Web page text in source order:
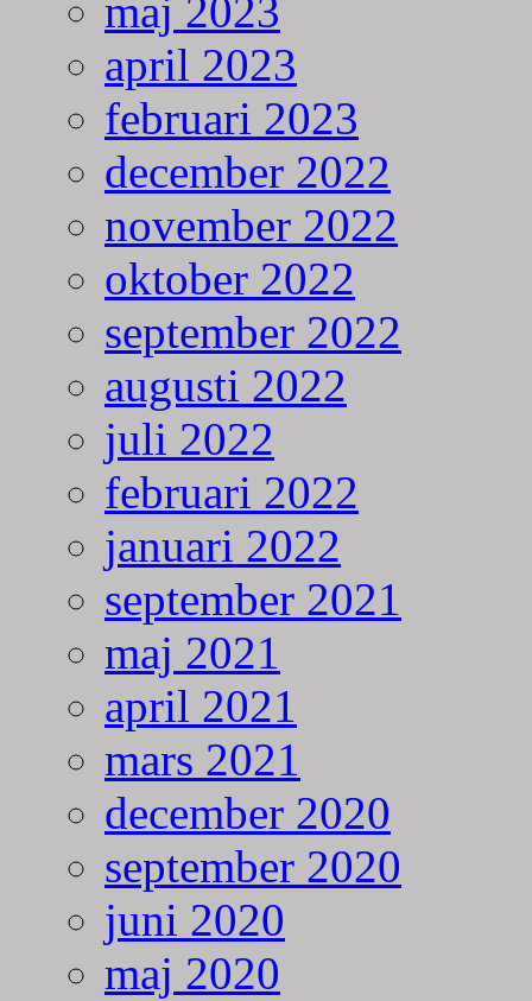
maj 2023
april 2023
februari 2023
december 2022
november 2022
oktober 2022
september 2022
augusti 2022
juli 2022
februari 2022
januari 2022
september 2021
maj 2021
april 2021
mars 2021
december 2020
september 2020
juni 2020
maj 2020